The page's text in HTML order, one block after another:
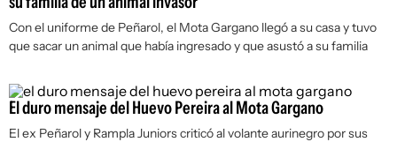
Con el uniforme de Peñarol, el Mota Gargano llegó a su casa y tuvo
que sacar un animal que había ingresado y que asustó a su familia
El duro mensaje del Huevo Pereira al Mota Gargano
El ex Peñarol y Rampla Juniors criticó al volante aurinegro por sus